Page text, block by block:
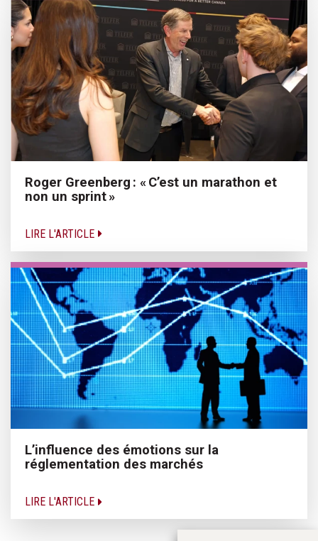
Roger Greenberg : « C’est un marathon et
non un sprint »
LIRE L'ARTICLE
L’influence des émotions sur la
réglementation des marchés
LIRE L'ARTICLE